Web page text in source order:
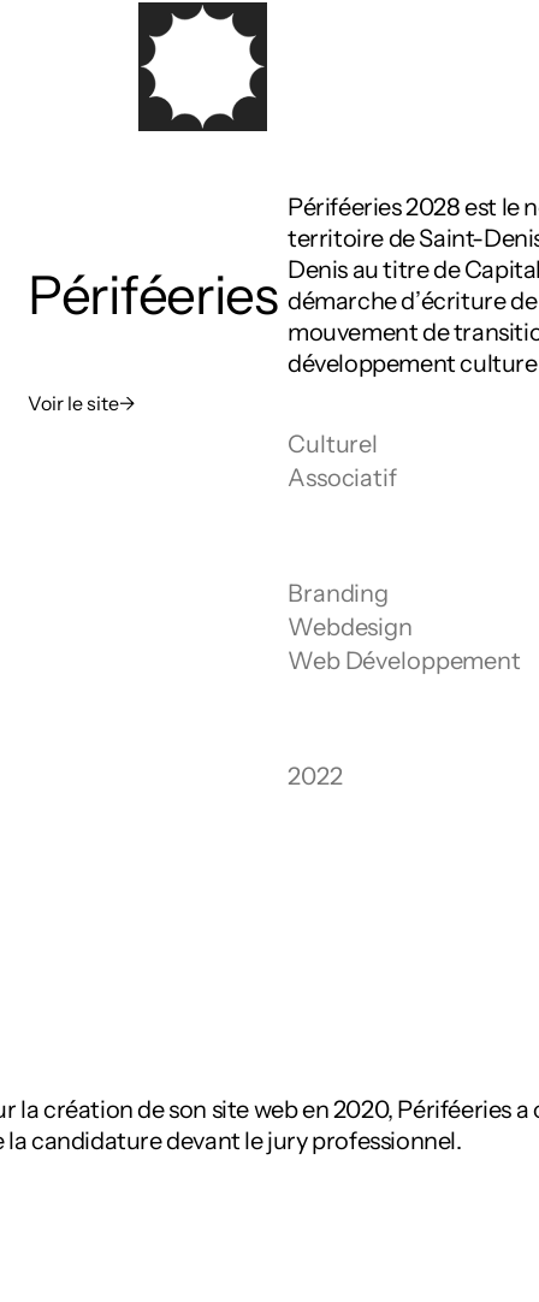
Périféeries
Voir le site→
Périféeries 2028 est le
territoire de Saint-
Denis au titre de
démarche d’écriture
mouvement de
développement
Culturel
Associatif
Branding
Webdesign
Web Développement
2022
création de son site web en 2020, Périféeries
candidature devant le jury professionnel.